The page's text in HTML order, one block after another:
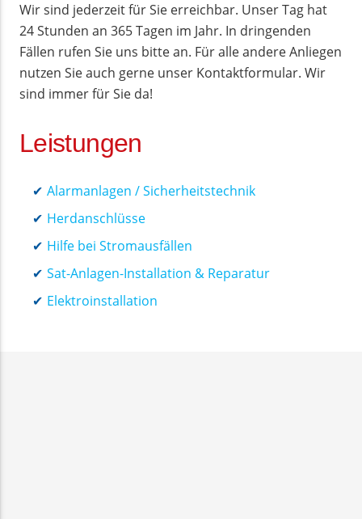
Wir sind jederzeit für Sie erreichbar. Unser Tag hat
24 Stunden an 365 Tagen im Jahr. In dringenden
Fällen rufen Sie uns bitte an. Für alle andere Anliegen
nutzen Sie auch gerne unser Kontaktformular. Wir
sind immer für Sie da!
Leistungen
Alarmanlagen / Sicherheitstechnik
Herdanschlüsse
Hilfe bei Stromausfällen
Sat-Anlagen-Installation & Reparatur
Elektroinstallation